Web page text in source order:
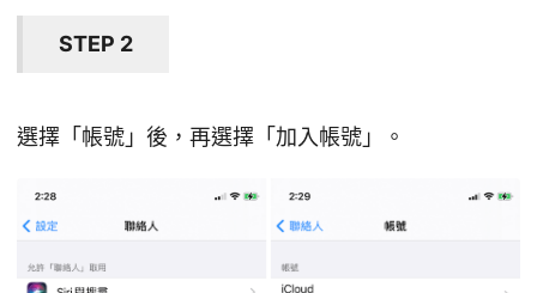
STEP 2
選擇「帳號」後，再選擇「加入帳號」。